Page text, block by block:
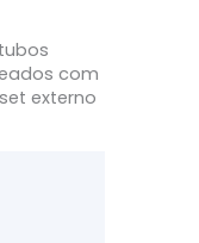
com
externo